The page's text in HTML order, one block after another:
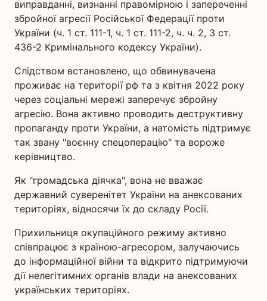
виправданні, визнанні правомірною і запереченні
збройної агресії Російської Федерації проти
України (ч. 1 ст. 111-1, ч. 1 ст. 111-2, ч. ч. 2, 3 ст.
436-2 Кримінального кодексу України).
Слідством встановлено, що обвинувачена
проживає на території рф та з квітня 2022 року
через соціальні мережі заперечує збройну
агресію. Вона активно проводить деструктивну
пропаганду проти України, а натомість підтримує
так звану "воєнну спецоперацію" та вороже
керівництво.
Як "громадська діячка", вона не вважає
державний суверенітет України на анексованих
територіях, відносячи їх до складу Росії.
Прихильниця окупаційного режиму активно
співпрацює з країною-агресором, залучаючись
до інформаційної війни та відкрито підтримуючи
дії нелегітимних органів влади на анексованих
українських територіях.